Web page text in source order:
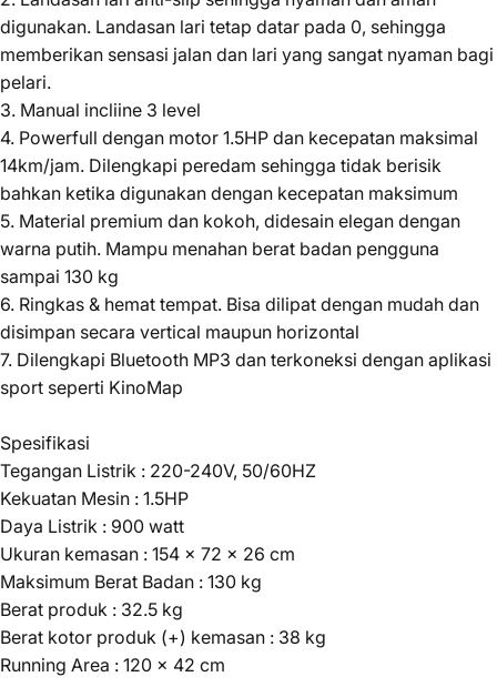
digunakan. Landasan lari tetap datar pada 0, sehingga
memberikan sensasi jalan dan lari yang sangat nyaman bagi
pelari.
3. Manual incliine 3 level
4. Powerfull dengan motor 1.5HP dan kecepatan maksimal
14km/jam. Dilengkapi peredam sehingga tidak berisik
bahkan ketika digunakan dengan kecepatan maksimum
5. Material premium dan kokoh, didesain elegan dengan
warna putih. Mampu menahan berat badan pengguna
sampai 130 kg
6. Ringkas & hemat tempat. Bisa dilipat dengan mudah dan
disimpan secara vertical maupun horizontal
7. Dilengkapi Bluetooth MP3 dan terkoneksi dengan aplikasi
sport seperti KinoMap
Spesifikasi
Tegangan Listrik : 220-240V, 50/60HZ
Kekuatan Mesin : 1.5HP
Daya Listrik : 900 watt
Ukuran kemasan : 154 x 72 x 26 cm
Maksimum Berat Badan : 130 kg
Berat produk : 32.5 kg
Berat kotor produk (+) kemasan : 38 kg
Running Area : 120 x 42 cm